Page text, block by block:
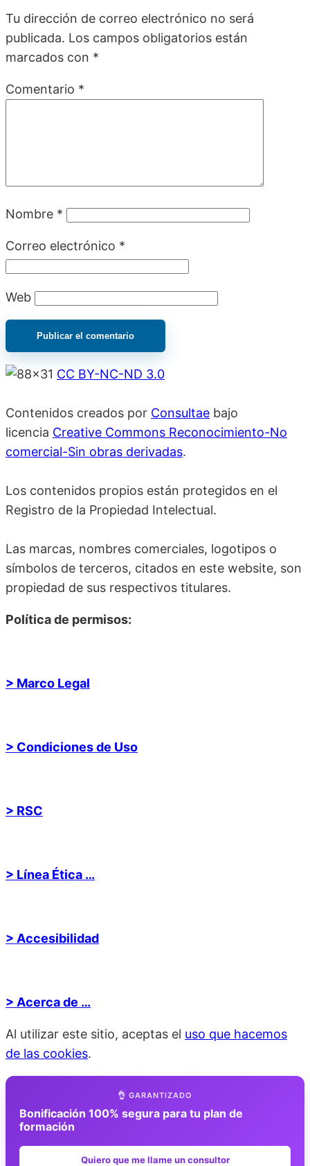
Tu dirección de correo electrónico no será
publicada. Los campos obligatorios están
marcados con *
Comentario *
Nombre *
Correo electrónico *
Web
CC BY-NC-ND 3.0
Contenidos creados por Consultae bajo
licencia Creative Commons Reconocimiento-No
comercial-Sin obras derivadas.
Los contenidos propios están protegidos en el
Registro de la Propiedad Intelectual.
Las marcas, nombres comerciales, logotipos o
símbolos de terceros, citados en este website, son
propiedad de sus respectivos titulares.
Política de permisos:
> Marco Legal
> Condiciones de Uso
> RSC
> Línea Ética …
> Accesibilidad
> Acerca de …
Al utilizar este sitio, aceptas el uso que hacemos
de las cookies.
👌 GARANTIZADO
Bonificación 100% segura para tu plan de
formación
Quiero que me llame un consultor